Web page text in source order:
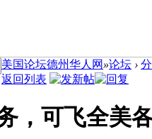
美国论坛德州华人网 »论坛 ›
返回列表
，可飞全美